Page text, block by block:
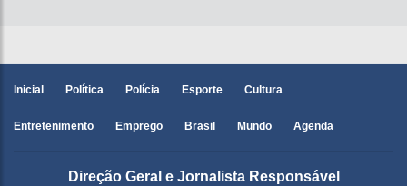
Inicial Política Polícia Esporte Cultura
Entretenimento Emprego Brasil Mundo Agenda
Direção Geral e Jornalista Responsável